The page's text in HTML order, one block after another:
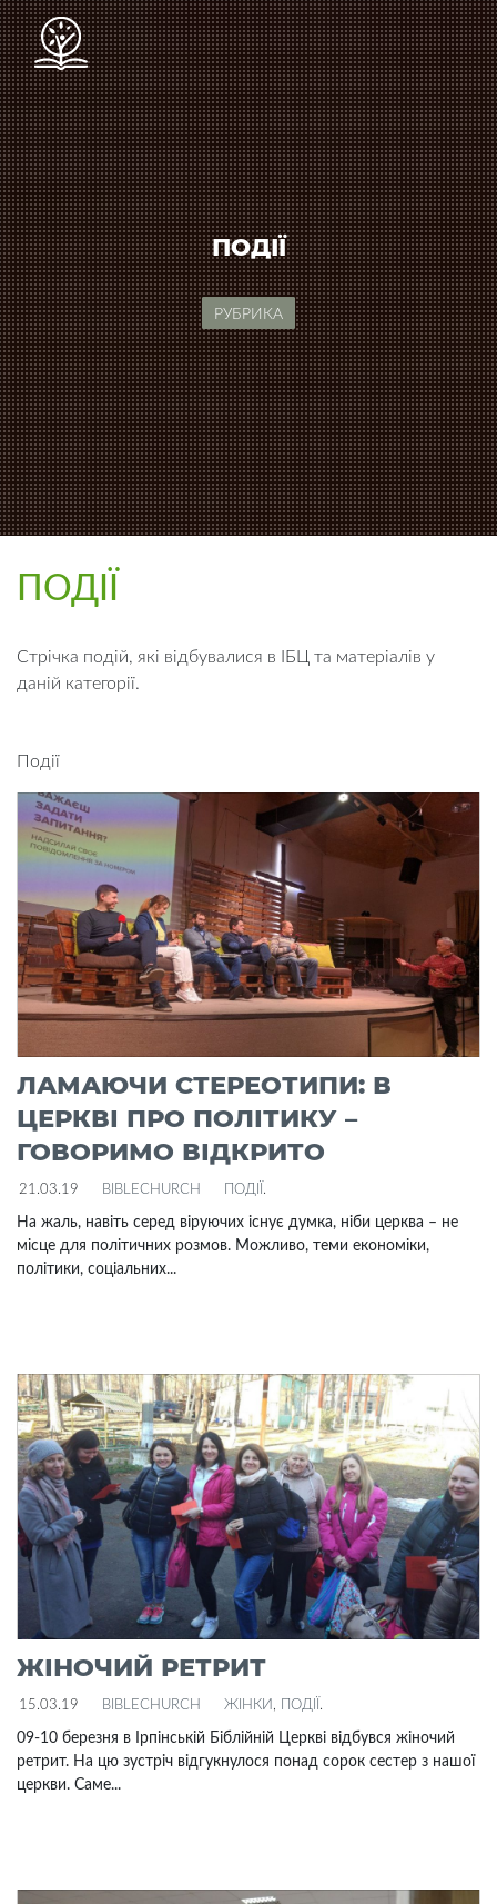
ПОДІЇ
РУБРИКА
ПОДІЇ
Стрічка подій, які відбувалися в ІБЦ та матеріалів у
даній категорії.
Події
ЛАМАЮЧИ СТЕРЕОТИПИ: В
ЦЕРКВІ ПРО ПОЛІТИКУ –
ГОВОРИМО ВІДКРИТО
21.03.19 BIBLECHURCH ПОДІЇ .
На жаль, навіть серед віруючих існує думка, ніби церква – не
місце для політичних розмов. Можливо, теми економіки,
політики, соціальних...
ЖІНОЧИЙ РЕТРИТ
15.03.19 BIBLECHURCH ЖІНКИ , ПОДІЇ .
09-10 березня в Ірпінській Біблійній Церкві відбувся жіночий
ретрит. На цю зустріч відгукнулося понад сорок сестер з нашої
церкви. Саме...